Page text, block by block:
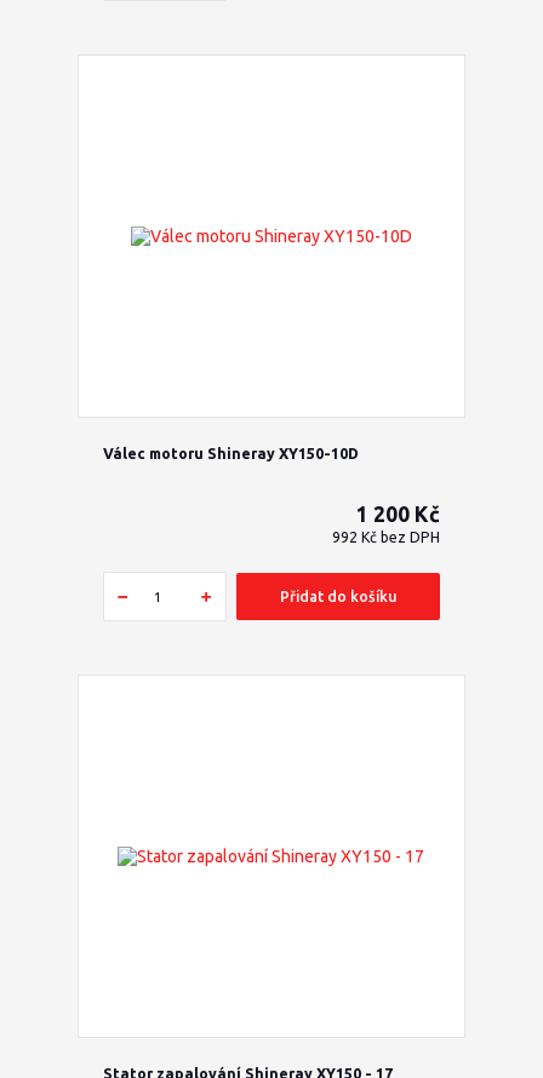
Válec motoru Shineray XY150-10D
1 200 Kč
992 Kč bez DPH
Přidat do košíku
Stator zapalování Shineray XY150 - 17